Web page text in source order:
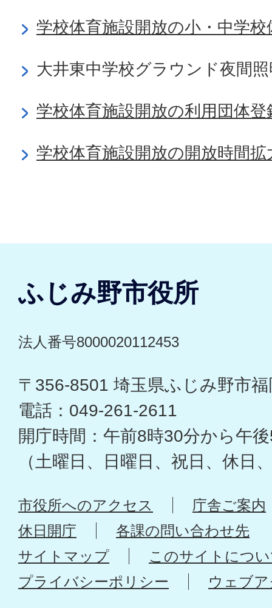
学校体育施設開放の小・中学
大井東中学校グラウンド夜間
学校体育施設開放の利用団体登
学校体育施設開放の開放時間
ふじみ野市役所
法人番号8000020112453
〒356-8501 埼玉県ふじみ野市
電話：049-261-2611
開庁時間：午前8時30分から午
（土曜日、日曜日、祝日、休日
市役所へのアクセス
庁舎ご案内
休日開庁
各課の問い合わせ先
サイトマップ
このサイトにつ
プライバシーポリシー
ウェブ